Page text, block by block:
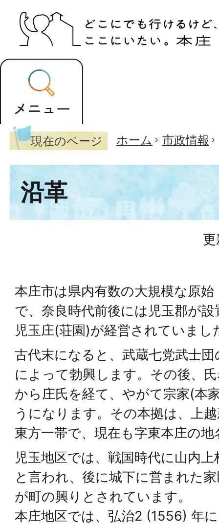
現在のページ ホーム 市政情報
沿革
本庄市は県内有数の大規模な原
で、奈良時代前後には児玉郡が
児玉庄(荘園)が経営されていまし
古代末になると、武蔵七党武士
によって勃興します。その後、
から庄氏を経て、やがて宗家(本
うになります。その本拠は、上
東方一帯で、現在も字東本庄の
児玉地区では、戦国時代に山内
と言われ、後に城下に営まれた
が町の興りとされています。
本庄地区では、弘治2 (1556) 年